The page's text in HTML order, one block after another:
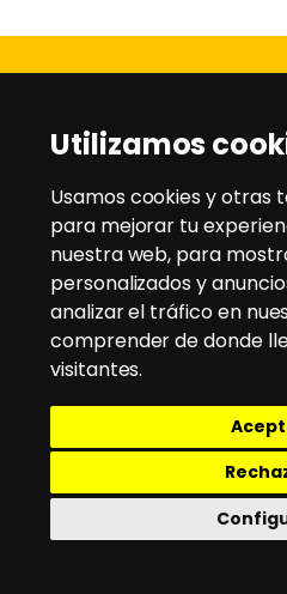
Utilizamos
Usamos cookies y otras
para mejorar tu
nuestra web, para
personalizados y
analizar el tráfico en
comprender de donde
visitantes.
C/ Rio Jarama, 21 -
Tlfno:91 604 95 35/91 604 94
Email:disanz@disanz.es
Aviso Legal
Política de envío y devoluciones
Ⓡ 2020 disanz - Todos los